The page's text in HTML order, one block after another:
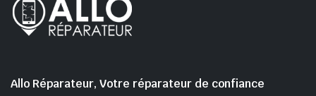
Allo Réparateur, Votre réparateur de confiance